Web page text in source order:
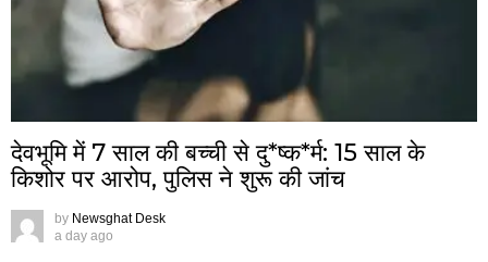
देवभूमि में 7 साल की बच्ची से दु*ष्क*र्म: 15 साल के
किशोर पर आरोप, पुलिस ने शुरू की जांच
by Newsghat Desk
a day ago